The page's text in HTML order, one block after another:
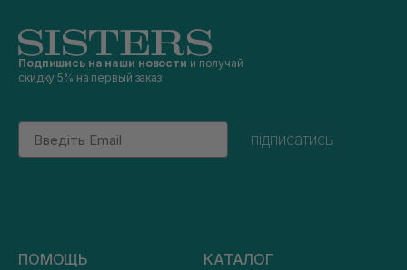
Подпишись на наши новости и получай
скидку 5% на первый заказ
Email
підписатись
ПОМОЩЬ КАТАЛОГ